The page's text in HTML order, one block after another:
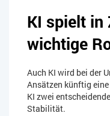
KI spielt in
wichtige
Auch KI wird bei der
Ansätzen künftig
KI zwei
Stabilität.